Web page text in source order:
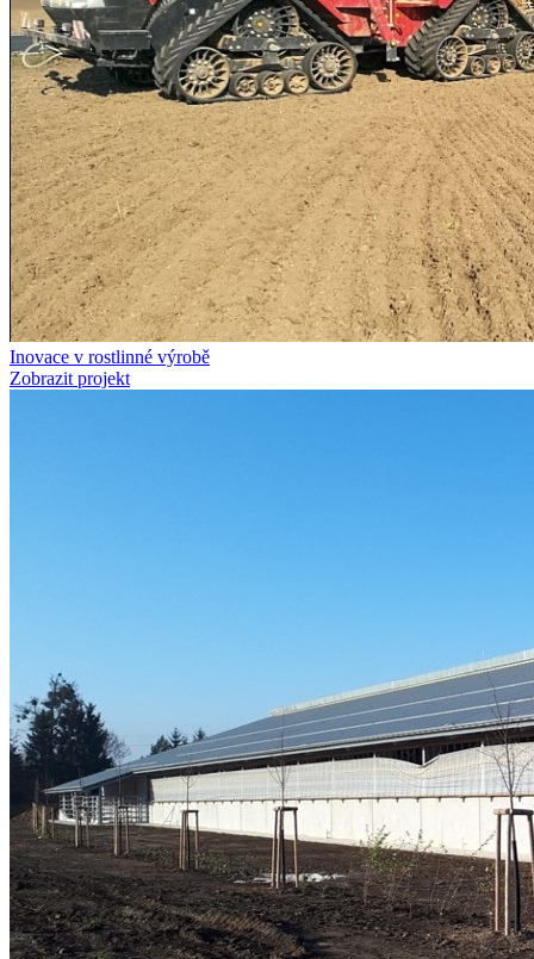
Inovace v rostlinné výrobě
Zobrazit projekt